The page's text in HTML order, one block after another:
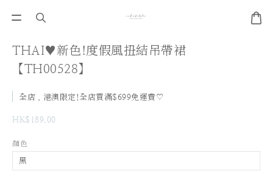
THAI♥新色!度假風扭結吊帶裙
【TH00528】
全店，港澳限定!全店買滿$699免運費♡
HK$189.00
顏色